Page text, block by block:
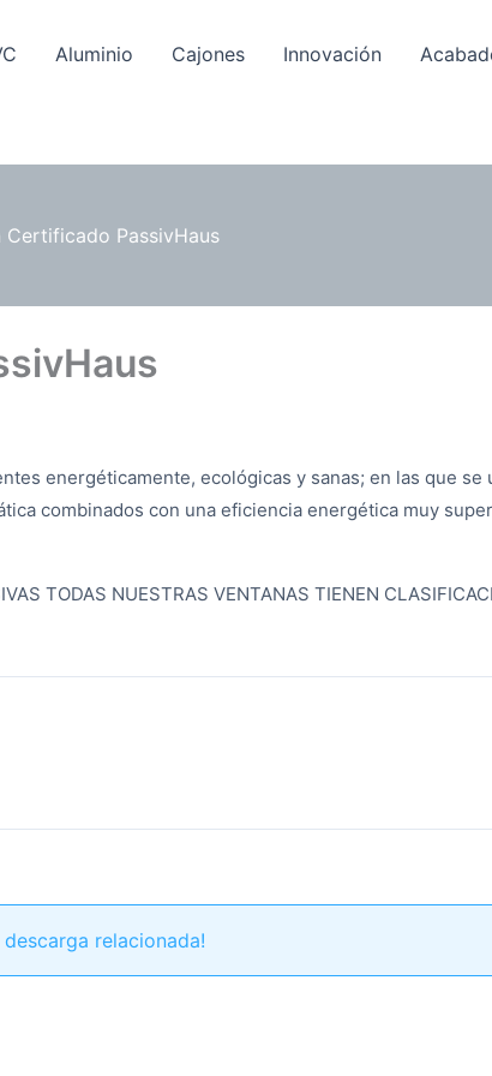
Aluminio Cajones Innovación
Certificado PassivHaus
energéticamente, ecológicas y sanas; en las que se
combinados con una eficiencia energética muy
TODAS NUESTRAS VENTANAS TIENEN
relacionada!